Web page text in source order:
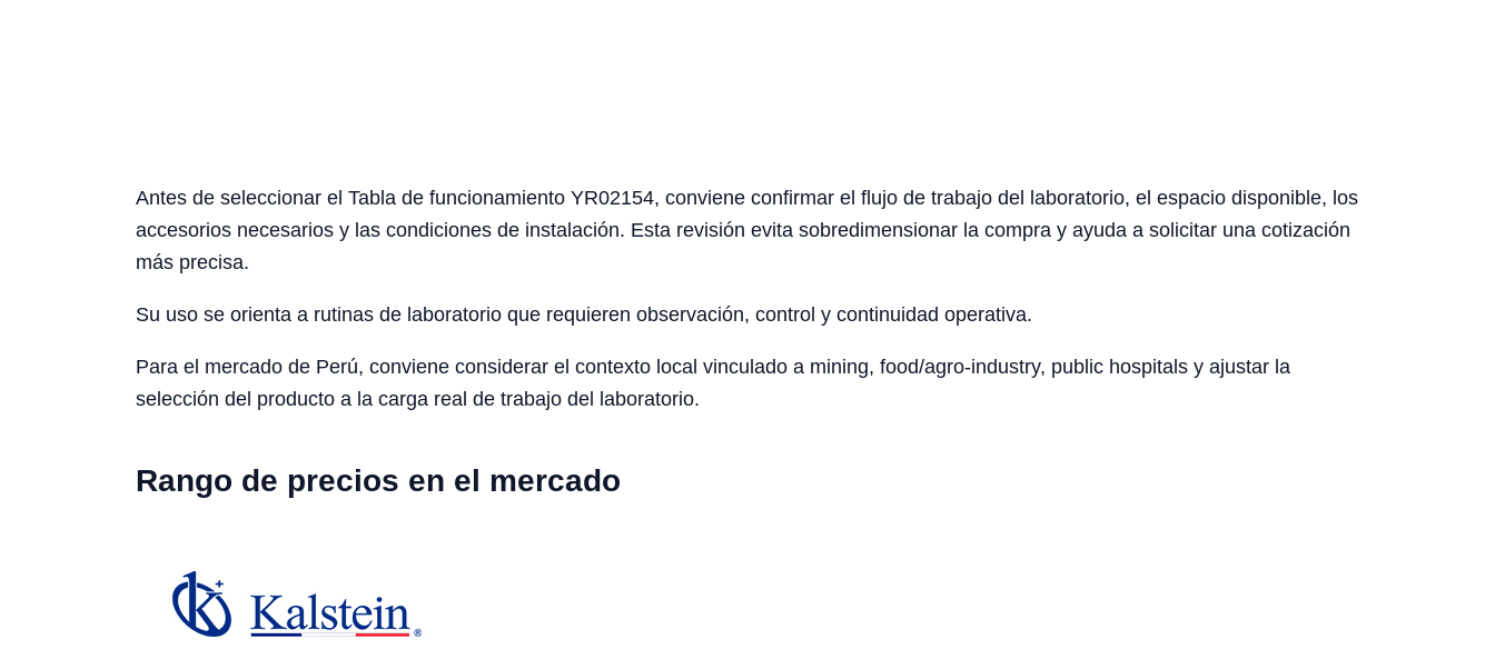
Antes de seleccionar el Tabla de funcionamiento YR02154, conviene confirmar el flujo de trabajo del laboratorio, el espacio disponible, los
accesorios necesarios y las condiciones de instalación. Esta revisión evita sobredimensionar la compra y ayuda a solicitar una cotización
más precisa.
Su uso se orienta a rutinas de laboratorio que requieren observación, control y continuidad operativa.
Para el mercado de Perú, conviene considerar el contexto local vinculado a mining, food/agro-industry, public hospitals y ajustar la
selección del producto a la carga real de trabajo del laboratorio.
Rango de precios en el mercado